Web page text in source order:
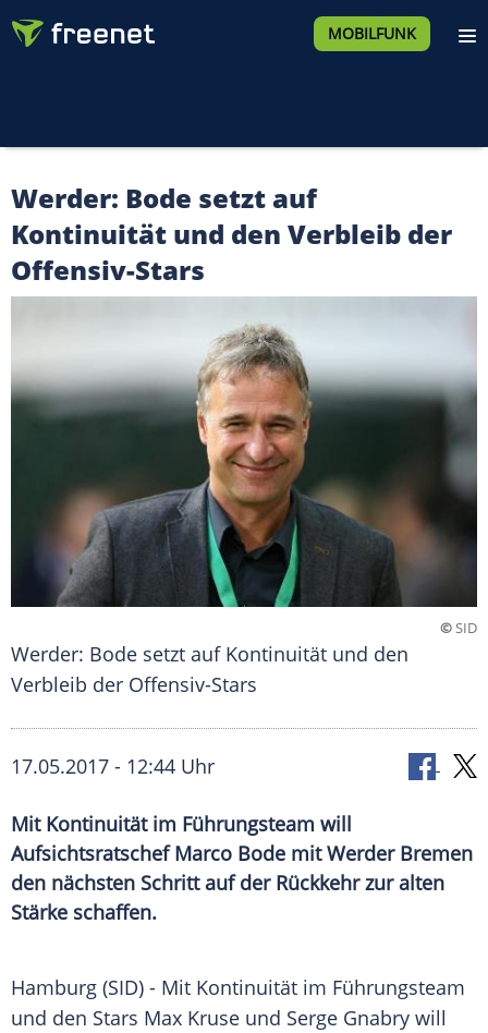
MOBILFUNK
Werder: Bode setzt auf
Kontinuität und den Verbleib der
Offensiv-Stars
©SID
Werder: Bode setzt auf Kontinuität und den
Verbleib der Offensiv-Stars
17.05.2017 - 12:44 Uhr
Mit Kontinuität im Führungsteam will
Aufsichtsratschef Marco Bode mit Werder Bremen
den nächsten Schritt auf der Rückkehr zur alten
Stärke schaffen.
Hamburg (SID) - Mit Kontinuität im Führungsteam
und den Stars Max Kruse und Serge Gnabry will